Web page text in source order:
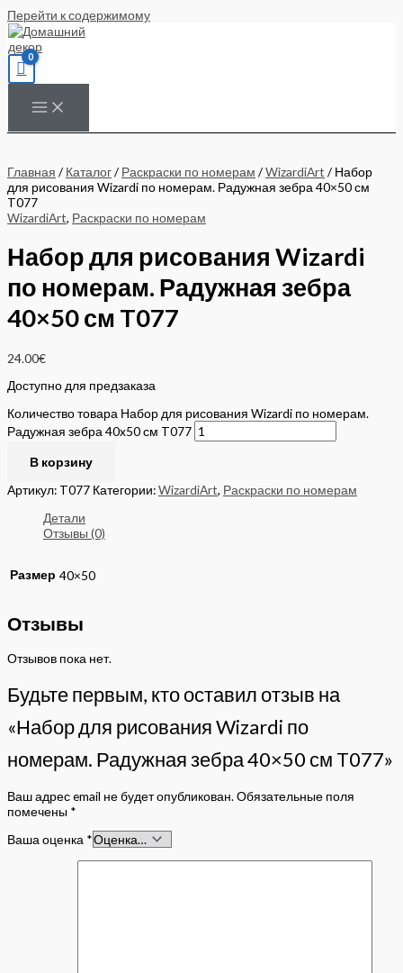
Перейти к содержимому
Главная / Каталог/ Раскраски по номерам /WizardiArt / Набор
для рисования Wizardi по номерам. Радужная зебра 40×50 см
T077
WizardiArt, Раскраски по номерам
Набор для рисования Wizardi
по номерам. Радужная зебра
40×50 см T077
24.00€
Доступно для предзаказа
Количество товара Набор для рисования Wizardi по номерам.
Радужная зебра 40x50 см T077
В корзину
Артикул: T077 Категории:WizardiArt, Раскраски по номерам
Детали
Отзывы (0)
Размер 40×50
Отзывы
Отзывов пока нет.
Будьте первым, кто оставил отзыв на
«Набор для рисования Wizardi по
номерам. Радужная зебра 40×50 см T077»
Ваш адрес email не будет опубликован.Обязательные поля
помечены *
Ваша оценка *